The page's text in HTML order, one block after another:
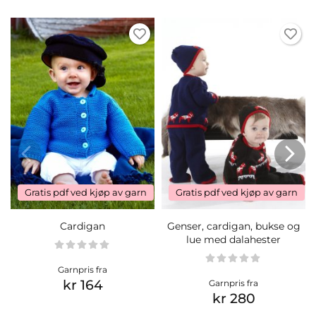
Gratis pdf ved kjøp av garn
Cardigan
Garnpris fra
kr 164
Gratis pdf ved kjøp av garn
Genser, cardigan, bukse og
lue med dalahester
Garnpris fra
kr 280